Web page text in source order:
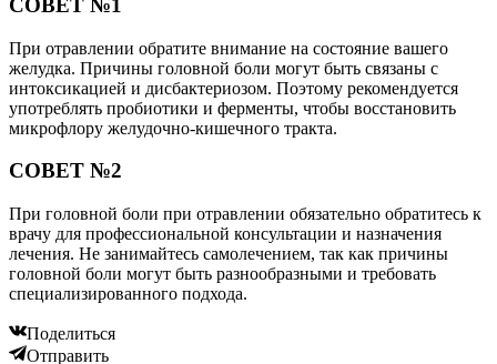
СОВЕТ №1
При отравлении обратите внимание на состояние вашего
желудка. Причины головной боли могут быть связаны с
интоксикацией и дисбактериозом. Поэтому рекомендуется
употреблять пробиотики и ферменты, чтобы восстановить
микрофлору желудочно-кишечного тракта.
СОВЕТ №2
При головной боли при отравлении обязательно обратитесь к
врачу для профессиональной консультации и назначения
лечения. Не занимайтесь самолечением, так как причины
головной боли могут быть разнообразными и требовать
специализированного подхода.
Поделиться
Отправить